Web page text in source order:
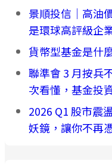
景順投信｜高油
是環球高評級企
貨幣型基金是什
聯準會 3 月按兵
次看懂，基金投
2026 Q1 股市震
妖鏡，讓你不再